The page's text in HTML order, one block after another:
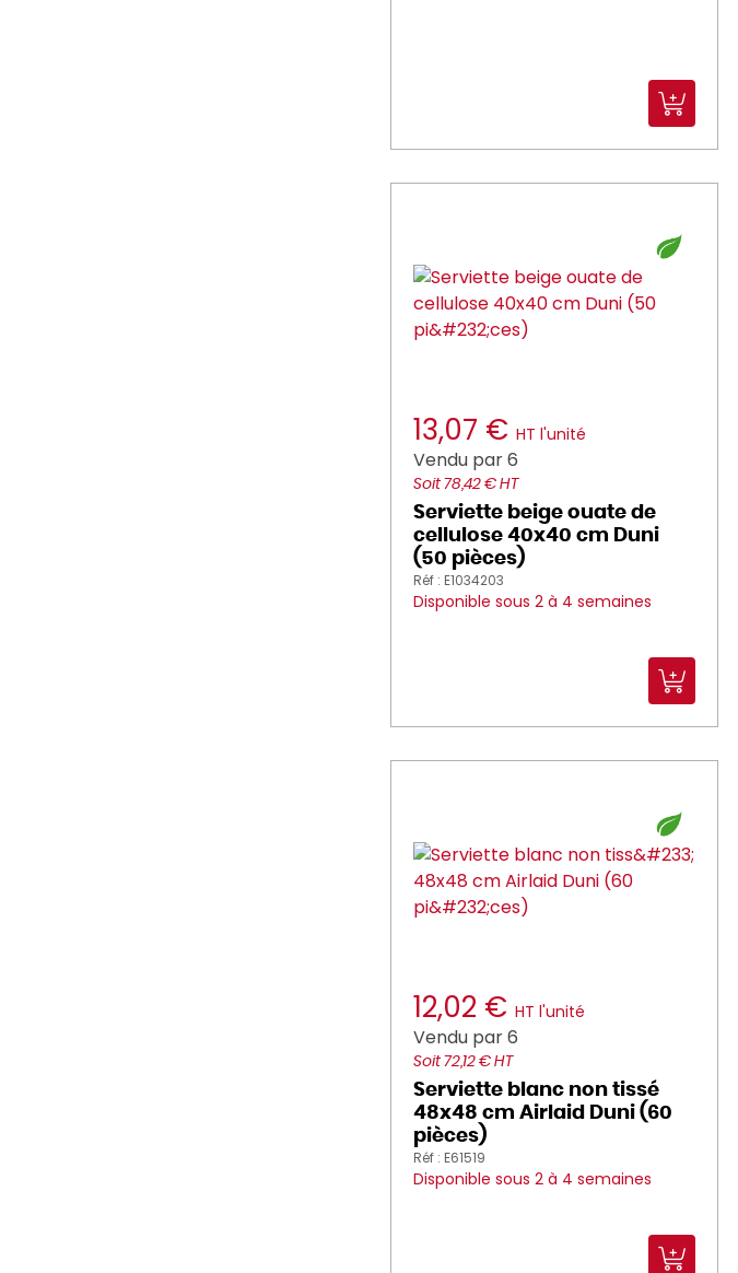
13,07 € HT l'unité
Vendu par 6
Soit 78,42 € HT
Serviette beige ouate de
cellulose 40x40 cm Duni
(50 pièces)
Réf : E1034203
Disponible sous 2 à 4 semaines
12,02 € HT l'unité
Vendu par 6
Soit 72,12 € HT
Serviette blanc non tissé
48x48 cm Airlaid Duni (60
pièces)
Réf : E61519
Disponible sous 2 à 4 semaines